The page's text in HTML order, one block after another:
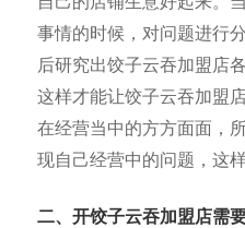
事情的时候，对问题进行
后研究出饺子云吞加盟店
这样才能让饺子云吞加盟
在经营当中的方方面面，
现自己经营中的问题，这
二、开饺子云吞加盟店需